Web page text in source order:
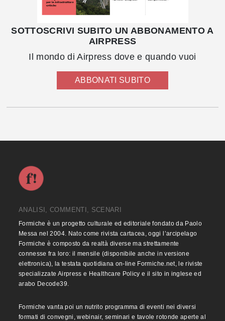
SOTTOSCRIVI SUBITO UN ABBONAMENTO A
AIRPRESS
Il mondo di Airpress dove e quando vuoi
ABBONATI SUBITO
ANALISI, COMMENTI, SCENARI
Formiche è un progetto culturale ed editoriale fondato da Paolo
Messa nel 2004. Nato come rivista cartacea, oggi l’arcipelago
Formiche è composto da realtà diverse ma strettamente
connesse fra loro: il mensile (disponibile anche in versione
elettronica), la testata quotidiana on-line Formiche.net, le riviste
specializzate Airpress e Healthcare Policy e il sito in inglese ed
arabo Decode39.
Formiche vanta poi un nutrito programma di eventi nei diversi
formati di convegni, webinair, seminari e tavole rotonde aperte al